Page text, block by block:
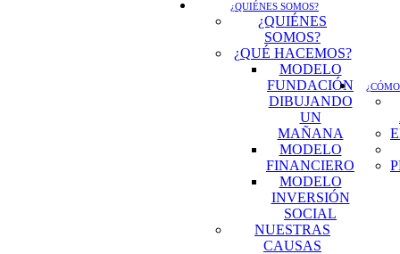
¿QUIÉNES SOMOS?
¿QUIÉNES
SOMOS?
¿QUÉ HACEMOS?
MODELO
FUNDACIÓN
DIBUJANDO
UN
MAÑANA
MODELO
FINANCIERO
MODELO
INVERSIÓN
SOCIAL
NUESTRAS
CAUSAS